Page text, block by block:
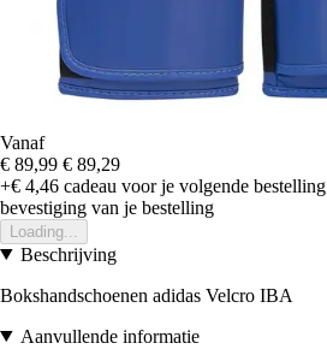
Vanaf
€ 89,99 € 89,29
+€ 4,46 cadeau voor je volgende bestelling
bevestiging van je bestelling
Loading...
Beschrijving
Bokshandschoenen adidas Velcro IBA
Aanvullende informatie